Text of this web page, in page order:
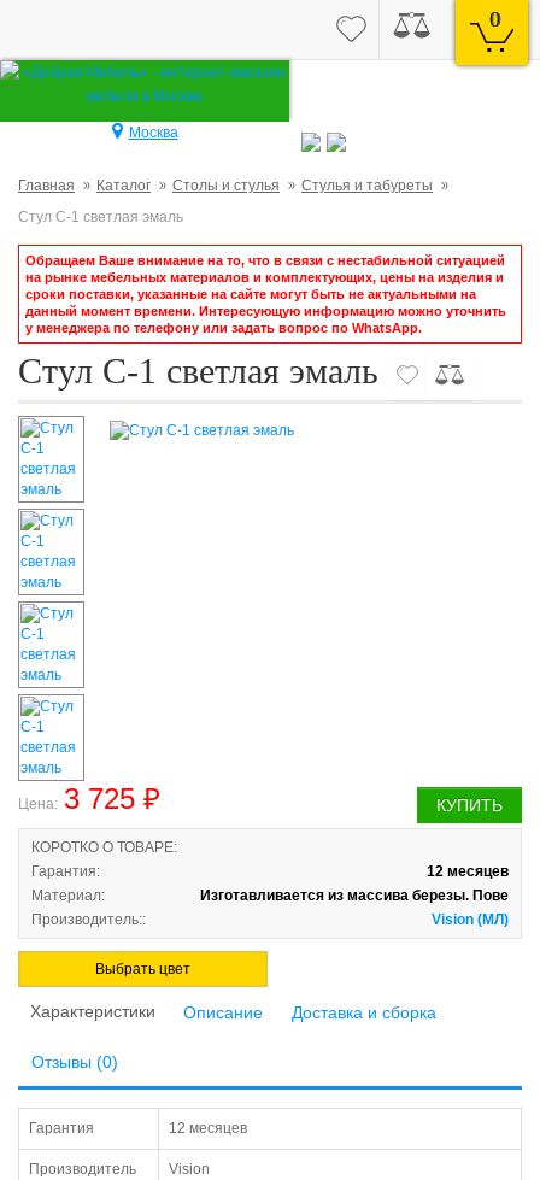
0
Москва
Главная Каталог Столы и стулья
Стулья и табуреты
Стул С-1 светлая эмаль
Обращаем Ваше внимание на то, что в связи с нестабильной ситуацией
на рынке мебельных материалов и комплектующих, цены на изделия и
сроки поставки, указанные на сайте могут быть не актуальными на
данный момент времени. Интересующую информацию можно уточнить
у менеджера по телефону или задать вопрос по WhatsApp.
Стул С-1 светлая эмаль
КУПИТЬ
Цена: 3 725 ₽
КОРОТКО О ТОВАРЕ:
Гарантия:
12 месяцев
Материал:
Изготавливается из массива березы. Пове
Производитель::
Vision (МЛ)
Выбрать цвет
Характеристики Описание Доставка и сборка
Отзывы (0)
Гарантия 12 месяцев
Производитель Vision